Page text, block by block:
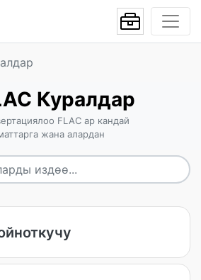
Куралдар
FLAC ар кандай
жана алардан